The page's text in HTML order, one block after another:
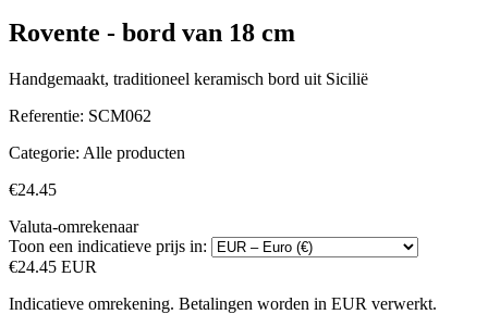
Rovente - bord van 18 cm
Handgemaakt, traditioneel keramisch bord uit Sicilië
Referentie: SCM062
Categorie: Alle producten
€24.45
Valuta-omrekenaar
Toon een indicatieve prijs in:
€24.45 EUR
Indicatieve omrekening. Betalingen worden in EUR verwerkt.